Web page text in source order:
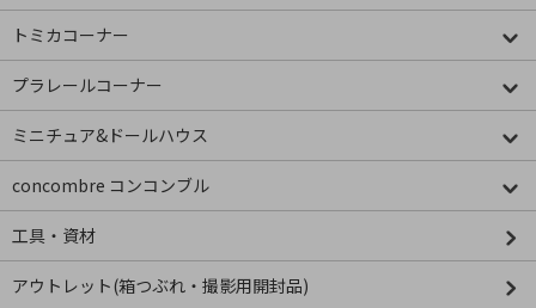
トミカコーナー
プラレールコーナー
ミニチュア&ドールハウス
concombre コンコンブル
工具・資材
アウトレット(箱つぶれ・撮影用開封品)